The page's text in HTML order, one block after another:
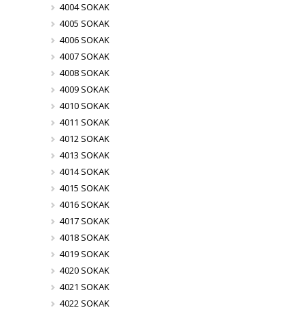
4004 SOKAK
4005 SOKAK
4006 SOKAK
4007 SOKAK
4008 SOKAK
4009 SOKAK
4010 SOKAK
4011 SOKAK
4012 SOKAK
4013 SOKAK
4014 SOKAK
4015 SOKAK
4016 SOKAK
4017 SOKAK
4018 SOKAK
4019 SOKAK
4020 SOKAK
4021 SOKAK
4022 SOKAK